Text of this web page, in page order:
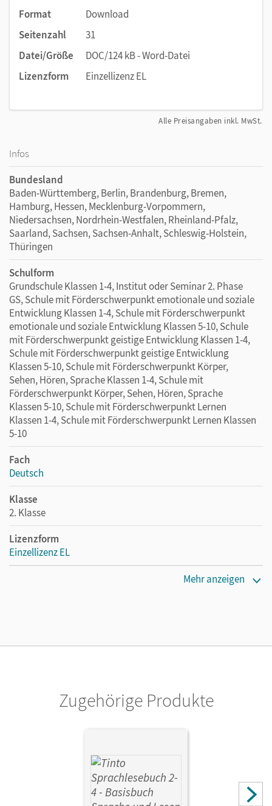
Format
Download
Seitenzahl
31
Datei/Größe
DOC/124 kB - Word-Datei
Lizenzform
Einzellizenz EL
Alle Preisangaben inkl. MwSt.
Infos
Bundesland
Baden-Württemberg, Berlin, Brandenburg, Bremen,
Hamburg, Hessen, Mecklenburg-Vorpommern,
Niedersachsen, Nordrhein-Westfalen, Rheinland-Pfalz,
Saarland, Sachsen, Sachsen-Anhalt, Schleswig-Holstein,
Thüringen
Schulform
Grundschule Klassen 1-4, Institut oder Seminar 2. Phase
GS, Schule mit Förderschwerpunkt emotionale und soziale
Entwicklung Klassen 1-4, Schule mit Förderschwerpunkt
emotionale und soziale Entwicklung Klassen 5-10, Schule
mit Förderschwerpunkt geistige Entwicklung Klassen 1-4,
Schule mit Förderschwerpunkt geistige Entwicklung
Klassen 5-10, Schule mit Förderschwerpunkt Körper,
Sehen, Hören, Sprache Klassen 1-4, Schule mit
Förderschwerpunkt Körper, Sehen, Hören, Sprache
Klassen 5-10, Schule mit Förderschwerpunkt Lernen
Klassen 1-4, Schule mit Förderschwerpunkt Lernen Klassen
5-10
Fach
Deutsch
Klasse
2. Klasse
Lizenzform
Einzellizenz EL
Mehr anzeigen
Zugehörige Produkte